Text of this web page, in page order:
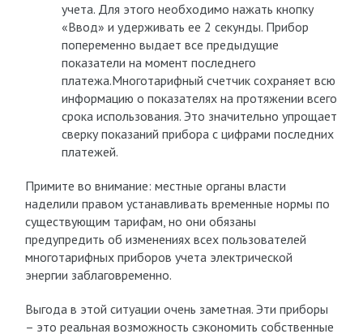
учета. Для этого необходимо нажать кнопку
«Ввод» и удерживать ее 2 секунды. Прибор
попеременно выдает все предыдущие
показатели на момент последнего
платежа.Многотарифный счетчик сохраняет всю
информацию о показателях на протяжении всего
срока использования. Это значительно упрощает
сверку показаний прибора с цифрами последних
платежей.
Примите во внимание: местные органы власти
наделили правом устанавливать временные нормы по
существующим тарифам, но они обязаны
предупредить об изменениях всех пользователей
многотарифных приборов учета электрической
энергии заблаговременно.
Выгода в этой ситуации очень заметная. Эти приборы
– это реальная возможность сэкономить собственные